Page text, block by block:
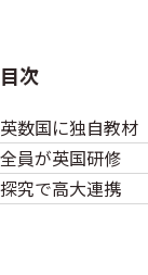
目次
英数国に独自教材
全員が英国研修
探究で高大連携